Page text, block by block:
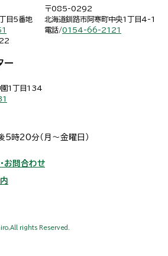
目5番地
〒085-0292
北海道釧路市阿寒町中央1丁目4-1
電話/0154-66-2121
ー
園1丁目134
時20分（月～金曜日）
お問合わせ
rights Reserved.